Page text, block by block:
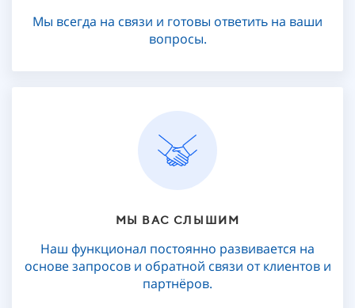
Мы всегда на связи и готовы ответить на ваши
вопросы.
МЫ ВАС СЛЫШИМ
Наш функционал постоянно развивается на
основе запросов и обратной связи от клиентов и
партнёров.